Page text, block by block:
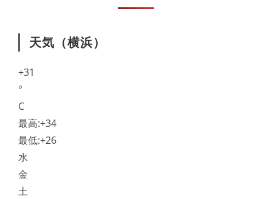
天気（横浜）
+31
°
C
最高:+34
最低:+26
水
金
土